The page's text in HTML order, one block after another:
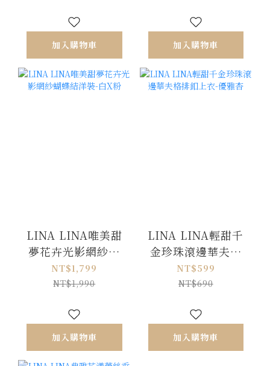
加入購物車 加入購物車
LINA LINA唯美甜
夢花卉光影網紗蝴
蝶結洋裝-白X粉
NT$1,799
NT$1,990
加入購物車
LINA LINA輕甜千
金珍珠滾邊華夫格
排釦上衣-優雅杏
NT$599
NT$690
加入購物車